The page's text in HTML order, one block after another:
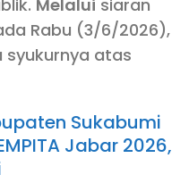
Melalui siaran
Rabu (3/6/2026),
syukurnya atas
Sukabumi
Jabar 2026,